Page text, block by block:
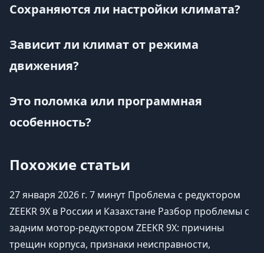
Сохраняются ли настройки климата?
Зависит ли климат от режима
движения?
Это поломка или программная
особенность?
Похожие статьи
27 января 2026 г. 7 минут Проблема с редуктором
ZEEKR 9X в России и Казахстане Разбор проблемы с
задним мотор-редуктором ZEEKR 9X: причины
трещин корпуса, признаки неисправности,